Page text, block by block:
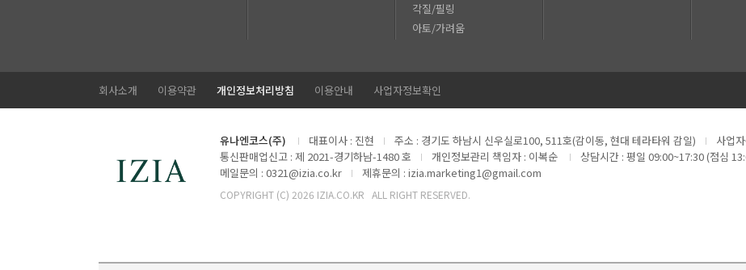
각질/필링
아토/가려움
회사소개 이용약관 개인정보처리방침 이용안내 사업자정보확인
유나엔코스(주) 대표이사 : 진현 주소 : 경기도 하남시 신우실로100, 511호(감이동, 현대 테라타워 감일)
사업
통신판매업신고 : 제 2021-경기하남-1480 호
개인정보관리 책임자 : 이복순
상담시간 : 평일 09:00~17:30 (점심
메일문의 : 0321@izia.co.kr
제휴문의 : izia.marketing1@gmail.com
COPYRIGHT (C) 2026 IZIA.CO.KR ALL RIGHT RESERVED.